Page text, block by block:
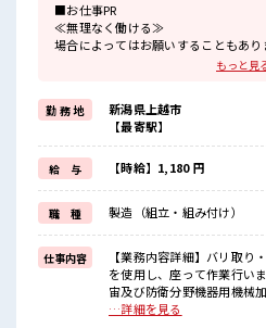
■お仕事PR
≪無理なく働ける≫
場合によってはお願いすることもあり
明るすぎたり奇抜でなければ基本的に
(規定有)≪ラクラク制服アリ≫
制服があるので、
毎日の服装の悩み解消♪
≪未経験でも活躍できる≫
新しいことにチャレンジするのは不安
しっかり働く環境が整っています！
イチからスキルUP・ステップUP目指
≪自分に合った期間で働ける≫
福利厚生が整った派遣のお仕事です！
■職場の雰囲気
髪型にこだわりのあるアナタは必見！
もっと見
勤 務 地
新潟県上越市
【最寄駅】
給 与 【時給】1,180 円
職 種 製造（組立・組み付け）
仕事内容
【業務内容詳細】バリ取り
を使用し、座って作業行い
宙及び防衛分野機器用機械加工部品 ■お仕事PR
ける≫ 場合によってはお願
…詳細を見る